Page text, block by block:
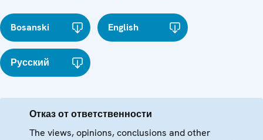
Bosanski English
Русский
Отказ от ответственности
The views, opinions, conclusions and other